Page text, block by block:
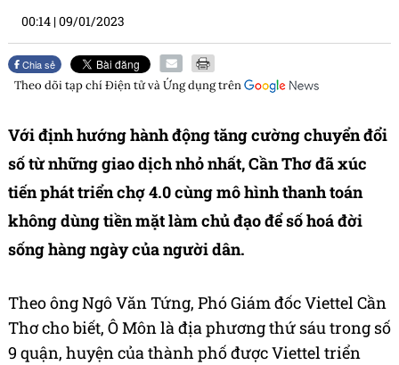
00:14 |09/01/2023
Chia sẻ
Theo dõi tạp chíĐiện tử và Ứng dụngtrên
Với định hướng hành động tăng cường chuyển đổi
số từ những giao dịch nhỏ nhất, Cần Thơ đã xúc
tiến phát triển chợ 4.0 cùng mô hình thanh toán
không dùng tiền mặt làm chủ đạo để số hoá đời
sống hàng ngày của người dân.
Theo ông Ngô Văn Tứng, Phó Giám đốc Viettel Cần
Thơ cho biết, Ô Môn là địa phương thứ sáu trong số
9 quận, huyện của thành phố được Viettel triển